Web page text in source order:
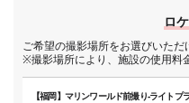
ロ
ご希望の撮影場所をお選びいただ
※撮影場所により、施設の使用料
【福岡】マリンワールド前撮り-ライトプ